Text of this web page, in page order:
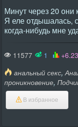
Минут через 20 они
Я еле отдышалась,
когда-нибудь мне
11577 1 +6.23
анальный секс,
проникновение,
В избранное